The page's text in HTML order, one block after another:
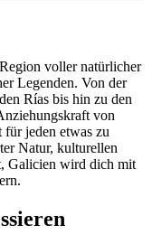
voller natürlicher
Legenden. Von der
Rías bis hin zu den
von
für jeden etwas zu
Natur, kulturellen
Galicien wird dich mit